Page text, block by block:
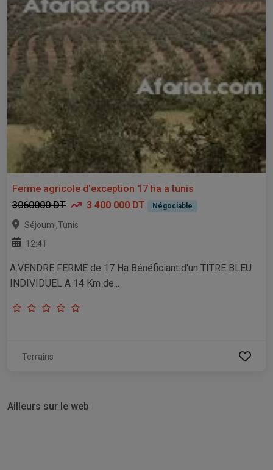
Ferme agricole d'exception 17 ha a tunis
3060000 DT
3 400 000 DT Négociable
Séjoumi,Tunis
12:41
A.VENDRE FERME de 17 Ha Bénéficiant d'un TITRE BLEU
INDIVIDUEL A 14 Km de...
Terrains
Ailleurs sur le web